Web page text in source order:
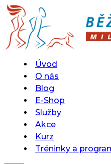
Úvod
O nás
Blog
E-Shop
Služby
Akce
Kurz
Tréninky a